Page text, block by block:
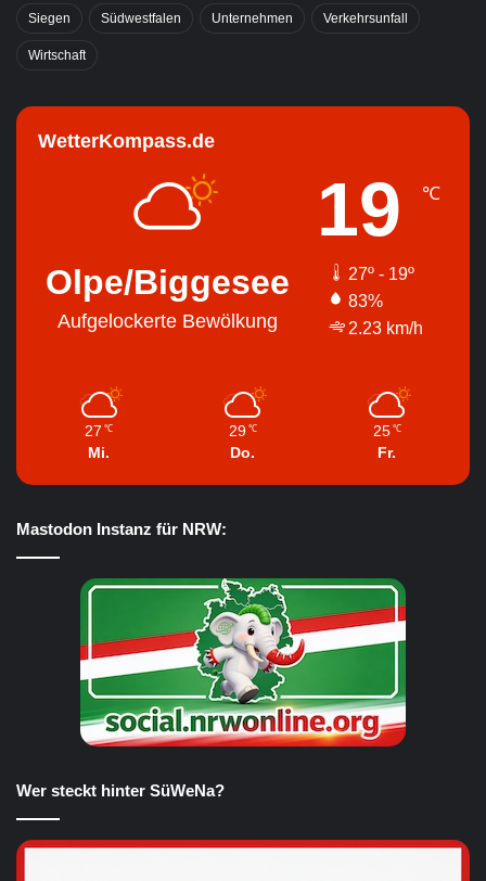
Siegen Südwestfalen Unternehmen Verkehrsunfall
Wirtschaft
WetterKompass.de
Olpe/Biggesee
Aufgelockerte Bewölkung
19 ℃
27º - 19º
83%
2.23 km/h
27 ℃
Mi.
29 ℃
Do.
25 ℃
Fr.
Mastodon Instanz für NRW:
Wer steckt hinter SüWeNa?